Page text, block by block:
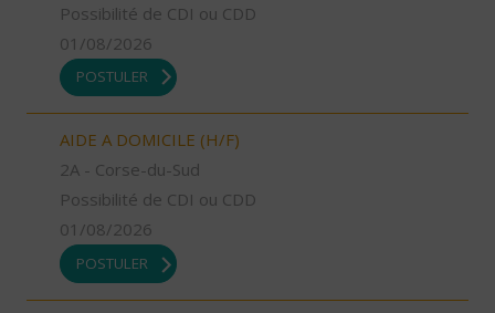
Possibilité de CDI ou CDD
01/08/2026
POSTULER
AIDE A DOMICILE (H/F)
2A - Corse-du-Sud
Possibilité de CDI ou CDD
01/08/2026
POSTULER